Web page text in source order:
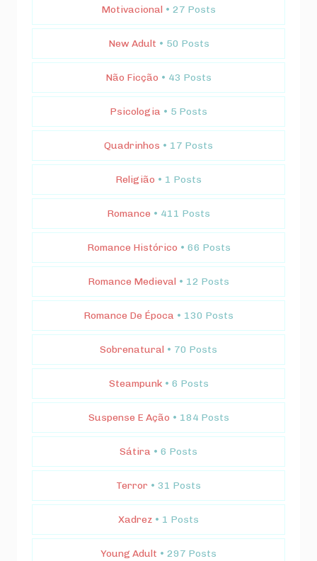
Motivacional • 27 Posts
New Adult • 50 Posts
Não Ficção • 43 Posts
Psicologia • 5 Posts
Quadrinhos • 17 Posts
Religião • 1 Posts
Romance • 411 Posts
Romance Histórico • 66 Posts
Romance Medieval • 12 Posts
Romance De Época • 130 Posts
Sobrenatural • 70 Posts
Steampunk • 6 Posts
Suspense E Ação • 184 Posts
Sátira • 6 Posts
Terror • 31 Posts
Xadrez • 1 Posts
Young Adult • 297 Posts